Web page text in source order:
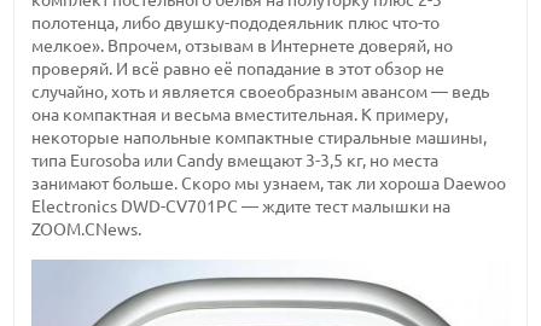
полотенца, либо двушку-пододеяльник плюс что-то
мелкое». Впрочем, отзывам в Интернете доверяй, но
проверяй. И всё равно её попадание в этот обзор не
случайно, хоть и является своеобразным авансом — ведь
она компактная и весьма вместительная. К примеру,
некоторые напольные компактные стиральные машины,
типа Eurosoba или Candy вмещают 3-3,5 кг, но места
занимают больше. Скоро мы узнаем, так ли хороша Daewoo
Electronics DWD-CV701PC — ждите тест малышки на
ZOOM.CNews.